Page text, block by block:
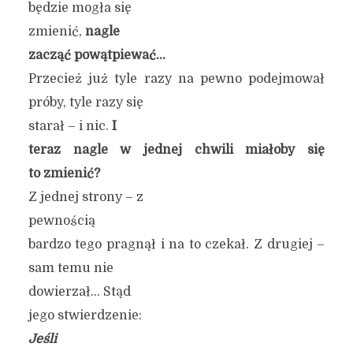
będzie mogła się
zmienić, nagle
zacząć powątpiewać…
Przecież już tyle razy na pewno podejmował
próby, tyle razy się
starał – i nic. I
teraz nagle w jednej chwili miałoby się
to zmienić?
Z jednej strony – z
pewnością
bardzo tego pragnął i na to czekał. Z drugiej –
sam temu nie
dowierzał… Stąd
jego stwierdzenie:
Jeśli